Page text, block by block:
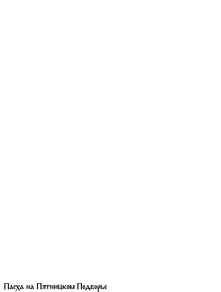
Пасха на Пятницком Подворье